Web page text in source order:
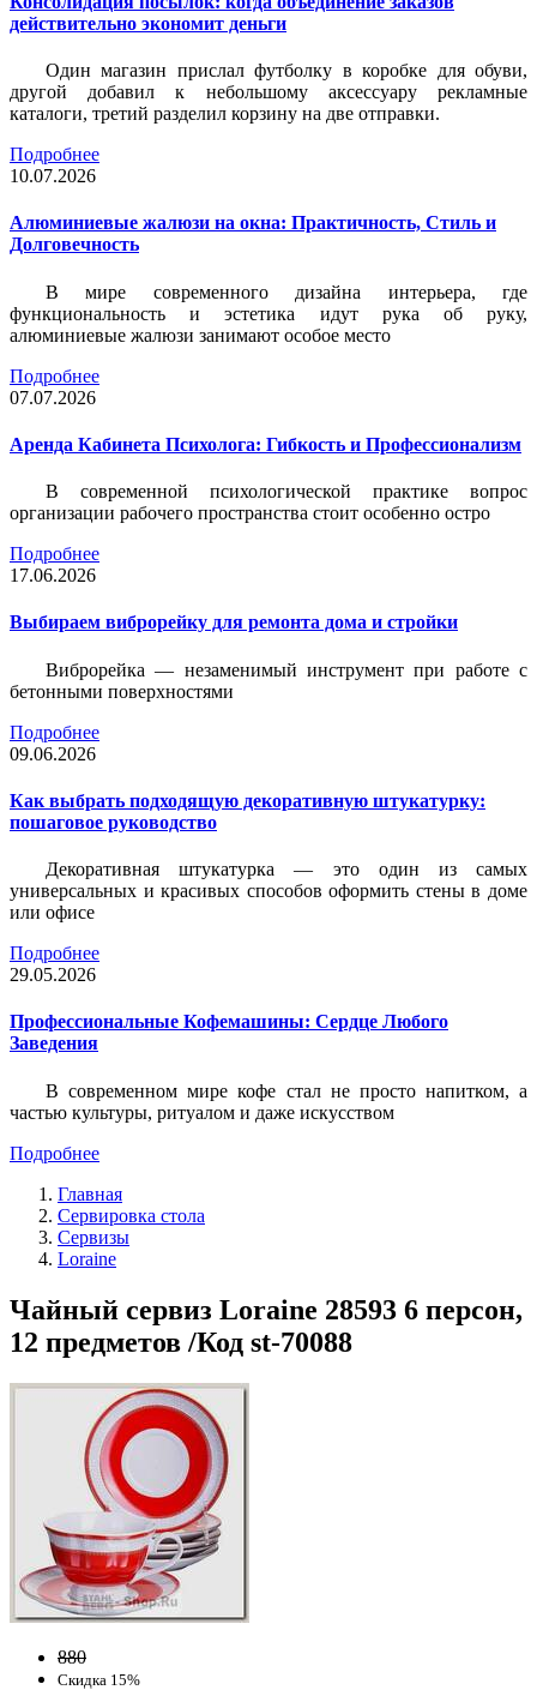
действительно экономит деньги
Один магазин прислал футболку в коробке для обуви,
другой добавил к небольшому аксессуару рекламные
каталоги, третий разделил корзину на две отправки.
Подробнее
10.07.2026
Алюминиевые жалюзи на окна: Практичность, Стиль и
Долговечность
В мире современного дизайна интерьера, где
функциональность и эстетика идут рука об руку,
алюминиевые жалюзи занимают особое место
Подробнее
07.07.2026
Аренда Кабинета Психолога: Гибкость и Профессионализм
В современной психологической практике вопрос
организации рабочего пространства стоит особенно остро
Подробнее
17.06.2026
Выбираем виброрейку для ремонта дома и стройки
Виброрейка — незаменимый инструмент при работе с
бетонными поверхностями
Подробнее
09.06.2026
Как выбрать подходящую декоративную штукатурку:
пошаговое руководство
Декоративная штукатурка — это один из самых
универсальных и красивых способов оформить стены в доме
или офисе
Подробнее
29.05.2026
Профессиональные Кофемашины: Сердце Любого
Заведения
В современном мире кофе стал не просто напитком, а
частью культуры, ритуалом и даже искусством
Подробнее
Главная
Сервировка стола
Сервизы
Loraine
Чайный сервиз Loraine 28593 6 персон,
12 предметов /Код st-70088
880
Скидка 15%